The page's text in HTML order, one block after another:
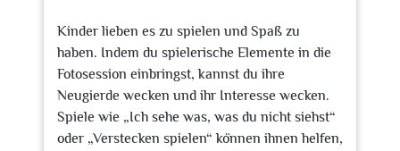
Kinder lieben es zu spielen und Spaß zu
haben. Indem du spielerische Elemente in die
Fotosession einbringst, kannst du ihre
Neugierde wecken und ihr Interesse wecken.
Spiele wie „Ich sehe was, was du nicht siehst“
oder „Verstecken spielen“ können ihnen helfen,